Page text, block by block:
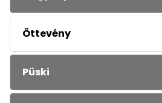
Öttevény
Püski